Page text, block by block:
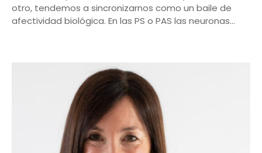
otro, tendemos a sincronizarnos como un baile de
afectividad biológica. En las PS o PAS las neuronas…